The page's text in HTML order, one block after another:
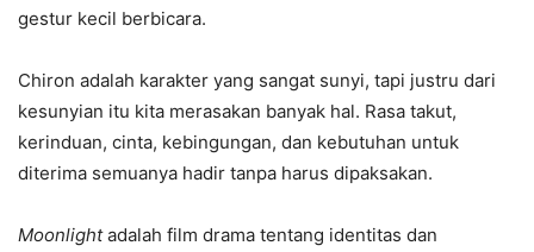
gestur kecil berbicara.
Chiron adalah karakter yang sangat sunyi, tapi justru dari
kesunyian itu kita merasakan banyak hal. Rasa takut,
kerinduan, cinta, kebingungan, dan kebutuhan untuk
diterima semuanya hadir tanpa harus dipaksakan.
Moonlightadalah film drama tentang identitas dan